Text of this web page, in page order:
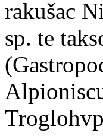
rakušac
sp. te